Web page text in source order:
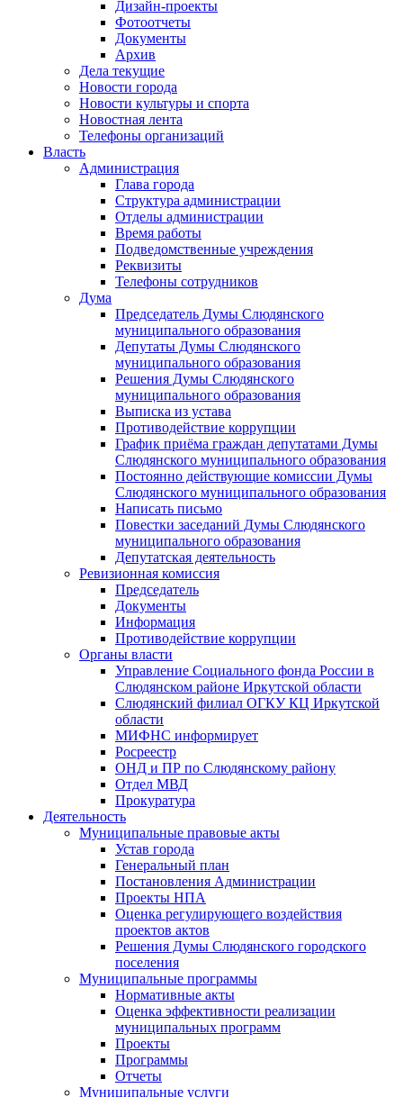
Дизайн-проекты
Фотоотчеты
Документы
Архив
Дела текущие
Новости города
Новости культуры и спорта
Новостная лента
Телефоны организаций
Власть
Администрация
Глава города
Структура администрации
Отделы администрации
Время работы
Подведомственные учреждения
Реквизиты
Телефоны сотрудников
Дума
Председатель Думы Слюдянского
муниципального образования
Депутаты Думы Слюдянского
муниципального образования
Решения Думы Слюдянского
муниципального образования
Выписка из устава
Противодействие коррупции
График приёма граждан депутатами Думы
Слюдянского муниципального образования
Постоянно действующие комиссии Думы
Слюдянского муниципального образования
Написать письмо
Повестки заседаний Думы Слюдянского
муниципального образования
Депутатская деятельность
Ревизионная комиссия
Председатель
Документы
Информация
Противодействие коррупции
Органы власти
Управление Социального фонда России в
Слюдянском районе Иркутской области
Слюдянский филиал ОГКУ КЦ Иркутской
области
МИФНС информирует
Росреестр
ОНД и ПР по Слюдянскому району
Отдел МВД
Прокуратура
Деятельность
Муниципальные правовые акты
Устав города
Генеральный план
Постановления Администрации
Проекты НПА
Оценка регулирующего воздействия
проектов актов
Решения Думы Слюдянского городского
поселения
Муниципальные программы
Нормативные акты
Оценка эффективности реализации
муниципальных программ
Проекты
Программы
Отчеты
Муниципальные услуги